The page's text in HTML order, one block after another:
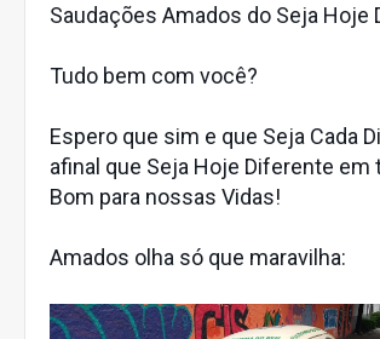
Saudações Amados do Seja Hoje
Tudo bem com você?
Espero que sim e que Seja Cada
afinal que Seja Hoje Diferente em
Bom para nossas Vidas!
Amados olha só que maravilha: